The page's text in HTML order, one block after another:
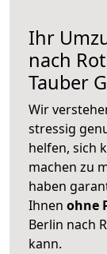
Ihr
nach
Tauber
Wir
stressig
helfen, sich
machen zu
haben
Ihnen ohne
Berlin nach
kann.